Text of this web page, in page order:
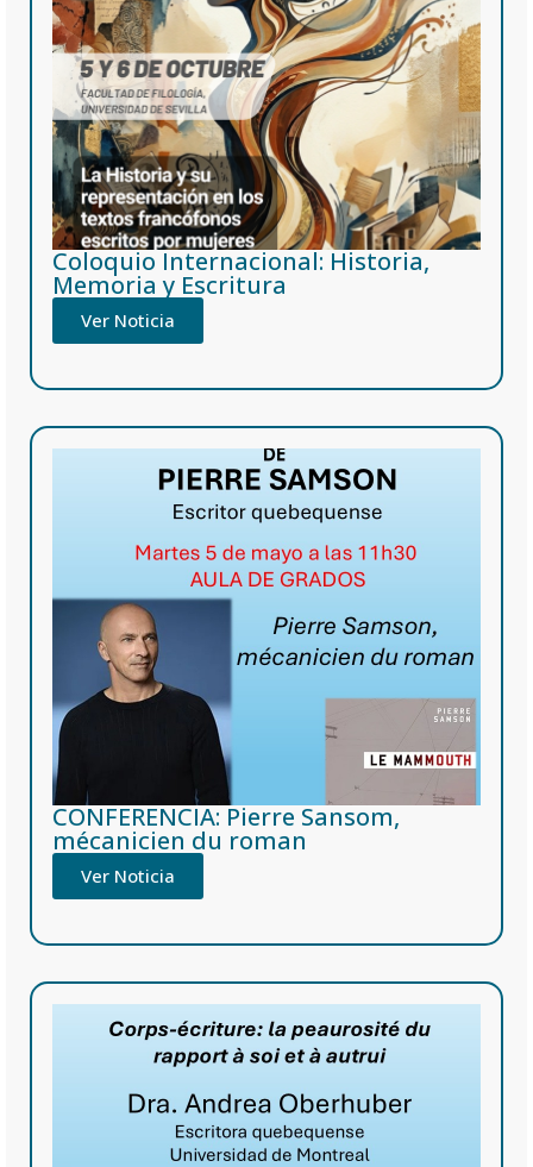
de Sevilla
Coloquio Internacional: Historia,
Memoria y Escritura
Ver Noticia
CONFERENCIA: Pierre Sansom,
mécanicien du roman
Ver Noticia